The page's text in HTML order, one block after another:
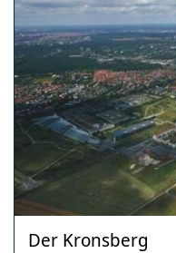
Der Kronsberg